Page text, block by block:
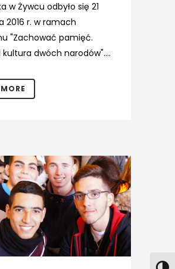
w Żywcu odbyło się 21
2016 r. w ramach
"Zachować pamięć.
kultura dwóch narodów"....